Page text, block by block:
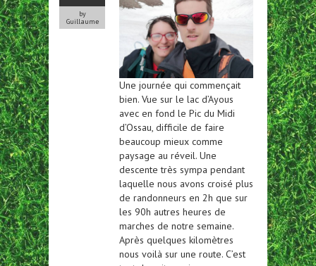
by
Guillaume
Une journée qui commençait
bien. Vue sur le lac d’Ayous
avec en fond le Pic du Midi
d’Ossau, difficile de faire
beaucoup mieux comme
paysage au réveil. Une
descente très sympa pendant
laquelle nous avons croisé plus
de randonneurs en 2h que sur
les 90h autres heures de
marches de notre semaine.
Après quelques kilomètres
nous voilà sur une route. C’est